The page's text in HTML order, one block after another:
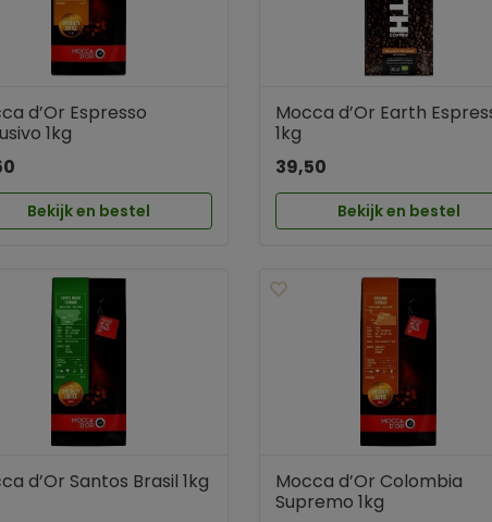
d’Or Espresso
1kg
Bekijk en bestel
Mocca d’Or Earth
1kg
39,50
Bekijk en bestel
d’Or Santos Brasil 1kg
Mocca d’Or Colombia
Supremo 1kg